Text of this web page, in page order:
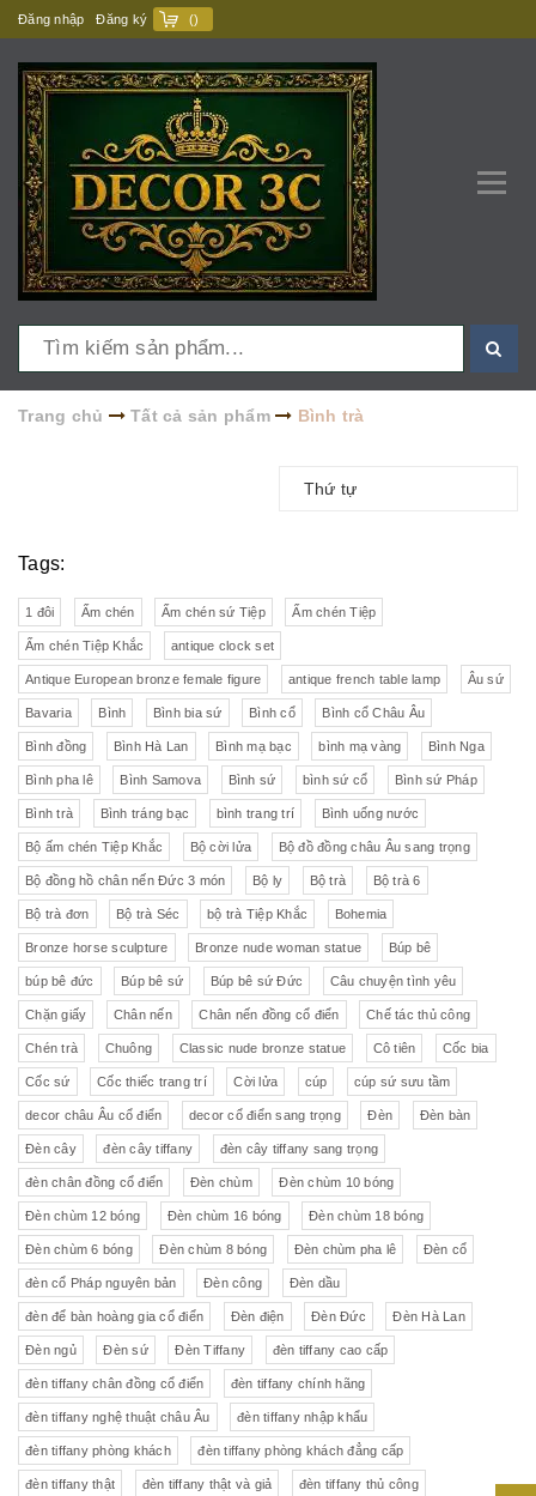
Đăng nhập Đăng ký ()
Trang chủ Tất cả sản phẩm Bình trà
Thứ tự
Tags:
1 đôi Ấm chén Ấm chén sứ Tiệp Ấm chén Tiệp
Ấm chén Tiệp Khắc antique clock set
Antique European bronze female figure antique french table lamp Âu sứ
Bavaria Bình Bình bia sứ Bình cổ Bình cổ Châu Âu
Bình đồng Bình Hà Lan Bình mạ bạc bình mạ vàng Bình Nga
Bình pha lê Bình Samova Bình sứ bình sứ cổ Bình sứ Pháp
Bình trà Bình tráng bạc bình trang trí Bình uống nước
Bộ ấm chén Tiệp Khắc Bộ cời lửa Bộ đồ đồng châu Âu sang trọng
Bộ đồng hồ chân nến Đức 3 món Bộ ly Bộ trà Bộ trà 6
Bộ trà đơn Bộ trà Séc bộ trà Tiệp Khắc Bohemia
Bronze horse sculpture Bronze nude woman statue Búp bê
búp bê đức Búp bê sứ Búp bê sứ Đức Câu chuyện tình yêu
Chặn giấy Chân nến Chân nến đồng cổ điển Chế tác thủ công
Chén trà Chuông Classic nude bronze statue Cô tiên Cốc bia
Cốc sứ Cốc thiếc trang trí Cời lửa cúp cúp sứ sưu tầm
decor châu Âu cổ điển decor cổ điển sang trọng Đèn Đèn bàn
Đèn cây đèn cây tiffany đèn cây tiffany sang trọng
đèn chân đồng cổ điển Đèn chùm Đèn chùm 10 bóng
Đèn chùm 12 bóng Đèn chùm 16 bóng Đèn chùm 18 bóng
Đèn chùm 6 bóng Đèn chùm 8 bóng Đèn chùm pha lê Đèn cổ
đèn cổ Pháp nguyên bản Đèn công Đèn dầu
đèn để bàn hoàng gia cổ điển Đèn điện Đèn Đức Đèn Hà Lan
Đèn ngủ Đèn sứ Đèn Tiffany đèn tiffany cao cấp
đèn tiffany chân đồng cổ điển đèn tiffany chính hãng
đèn tiffany nghệ thuật châu Âu đèn tiffany nhập khẩu
đèn tiffany phòng khách đèn tiffany phòng khách đẳng cấp
đèn tiffany thật đèn tiffany thật và giả đèn tiffany thủ công